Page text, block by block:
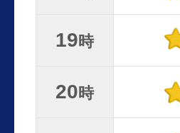
19時
20時